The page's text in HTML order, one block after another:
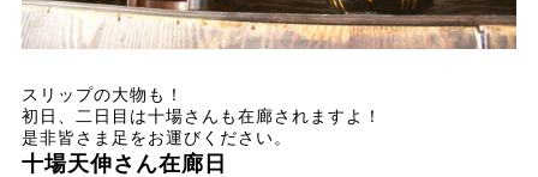
スリップの大物も！
初日、二日目は十場さんも在廊されますよ！
是非皆さま足をお運びください。
十場天伸さん在廊日